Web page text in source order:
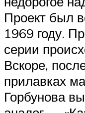
Проект был
1969 году.
серии
Вскоре,
прилавках
Горбунова